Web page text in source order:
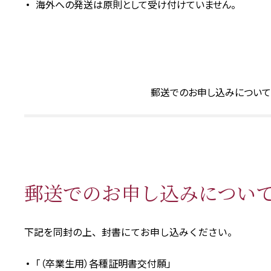
海外への発送は原則として受け付けていません。
郵送でのお申し込みについて
郵送でのお申し込みについ
下記を同封の上、封書にてお申し込みください。
「（卒業生用）各種証明書交付願」